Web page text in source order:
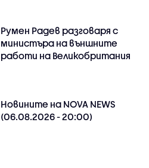
Румен Радев разговаря с
министъра на външните
работи на Великобритания
Новините на NOVA NEWS
(06.08.2026 - 20:00)